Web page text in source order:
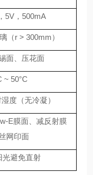
5V，500mA
（r > 300mm）
面、压花面
~ 50°C
度（无冷凝）
E膜面、减反射膜
网印面
光避免直射